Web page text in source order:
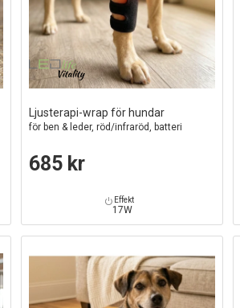
Ljusterapi-wrap för hundar
för ben & leder, röd/infraröd, batteri
685 kr
Effekt
17W